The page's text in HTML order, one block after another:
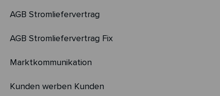
AGB Stromliefervertrag
AGB Stromliefervertrag Fix
Marktkommunikation
Kunden werben Kunden